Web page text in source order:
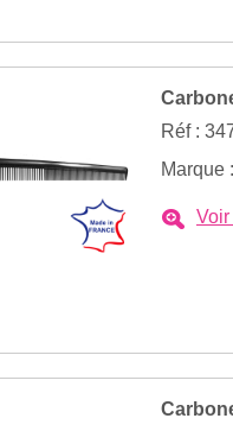
Réf :
Marque :
Voir